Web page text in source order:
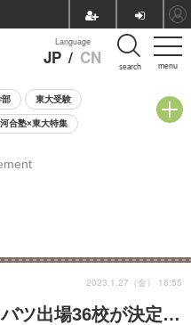
menu
Language
JP / CN search
部 東大受験
河合塾×東大特集
・相談会
バツ出場36校が決定…
2023.1.27（金） 16:55